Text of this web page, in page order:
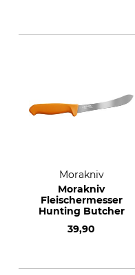
Morakniv
Morakniv
Fleischermesser
Hunting Butcher
39,90